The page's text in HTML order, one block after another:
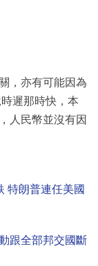
，亦有可能因為
遲那時快，本
人民幣並沒有因
特朗普連任美國
跟全部邦交國斷